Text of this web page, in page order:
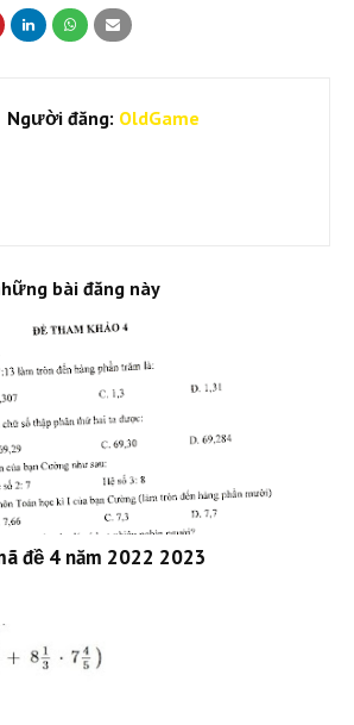
Người đăng: OldGame
bài đăng này
đề 4 năm 2022 2023